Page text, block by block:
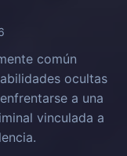
común
ocultas
a una
vinculada a